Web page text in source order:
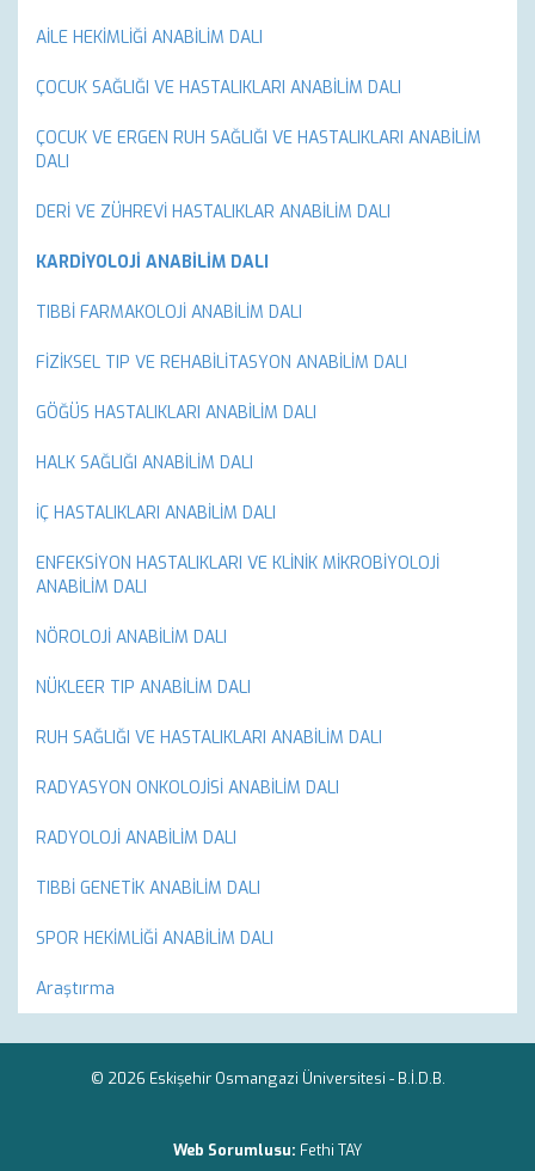
AİLE HEKİMLİĞİ ANABİLİM DALI
ÇOCUK SAĞLIĞI VE HASTALIKLARI ANABİLİM DALI
ÇOCUK VE ERGEN RUH SAĞLIĞI VE HASTALIKLARI ANABİLİM
DALI
DERİ VE ZÜHREVİ HASTALIKLAR ANABİLİM DALI
KARDİYOLOJİ ANABİLİM DALI
TIBBİ FARMAKOLOJİ ANABİLİM DALI
FİZİKSEL TIP VE REHABİLİTASYON ANABİLİM DALI
GÖĞÜS HASTALIKLARI ANABİLİM DALI
HALK SAĞLIĞI ANABİLİM DALI
İÇ HASTALIKLARI ANABİLİM DALI
ENFEKSİYON HASTALIKLARI VE KLİNİK MİKROBİYOLOJİ
ANABİLİM DALI
NÖROLOJİ ANABİLİM DALI
NÜKLEER TIP ANABİLİM DALI
RUH SAĞLIĞI VE HASTALIKLARI ANABİLİM DALI
RADYASYON ONKOLOJİSİ ANABİLİM DALI
RADYOLOJİ ANABİLİM DALI
TIBBİ GENETİK ANABİLİM DALI
SPOR HEKİMLİĞİ ANABİLİM DALI
Araştırma
© 2026 Eskişehir Osmangazi Üniversitesi - B.İ.D.B.
Web Sorumlusu: Fethi TAY